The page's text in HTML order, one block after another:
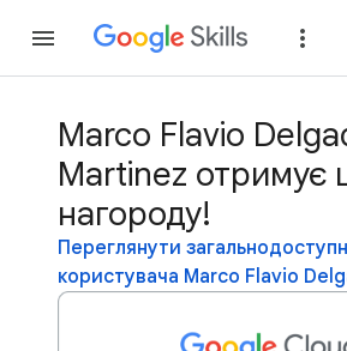
Marco Flavio
Martinez отримує
нагороду!
Переглянути
користувача Marco Flavio